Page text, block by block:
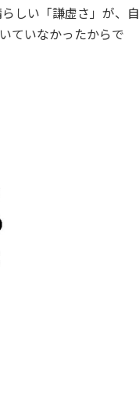
しい「謙虚さ」が、自
ていなかったからで